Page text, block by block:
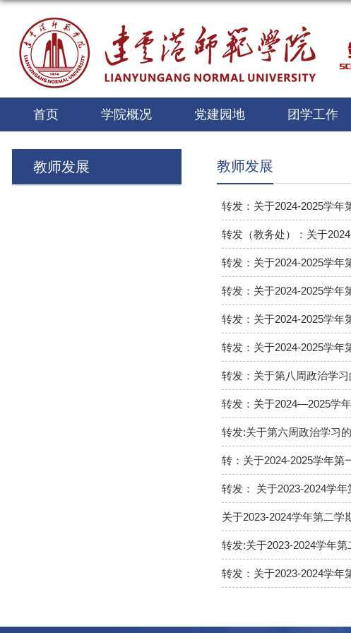
首页 学院概况 党建园地 团学工作
教师发展 教师发展
转发：关于2024-2025学年
转发（教务处）：关于
转发：关于2024-2025学年
转发：关于2024-2025学年
转发：关于2024-2025学年
转发：关于2024-2025学年
转发：关于第八周政治学习
转发：关于2024—2025学
转发:关于第六周政治学习
转：关于2024-2025学年第
转发： 关于2023-2024学
关于2023-2024学年第二学
转发:关于2023-2024学年
转发：关于2023-2024学年